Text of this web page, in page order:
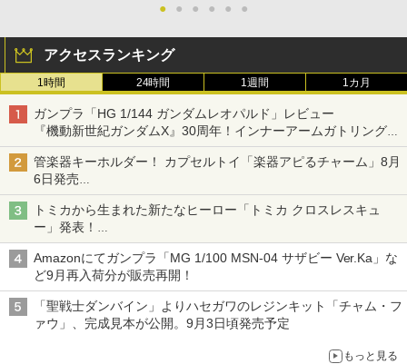
● ● ● ● ● ●
アクセスランキング
1時間 24時間 1週間 1カ月
ガンプラ「HG 1/144 ガンダムレオパルド」レビュー
『機動新世紀ガンダムX』30周年！インナーアームガトリングの
変形機構まで再現し最新フォーマットでキット化！
管楽器キーホルダー！ カプセルトイ「楽器アピるチャーム」8月
6日発売
チューバ、テナサクなど5種各3色
トミカから生まれた新たなヒーロー「トミカ クロスレスキュ
ー」発表！
詳細は後日公開予定
Amazonにてガンプラ「MG 1/100 MSN-04 サザビー Ver.Ka」な
ど9月再入荷分が販売再開！
「聖戦士ダンバイン」よりハセガワのレジンキット「チャム・フ
ァウ」、完成見本が公開。9月3日頃発売予定
もっと見る